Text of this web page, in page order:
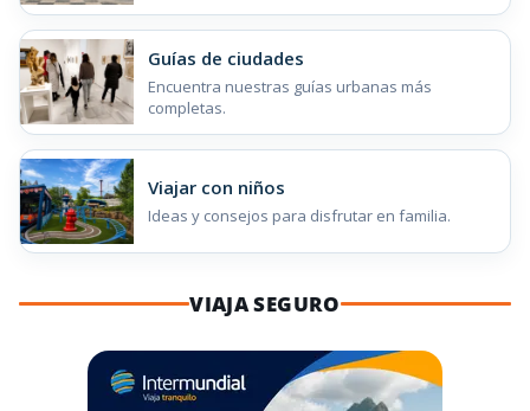
Guías de ciudades
Encuentra nuestras guías urbanas más
completas.
Viajar con niños
Ideas y consejos para disfrutar en familia.
VIAJA SEGURO